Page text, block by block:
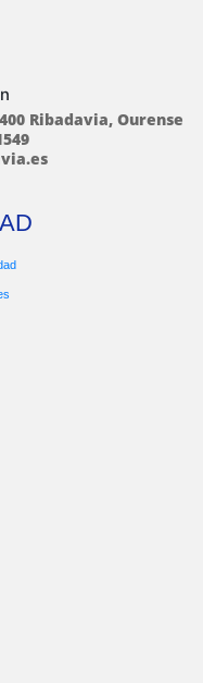
Ribadavia, Ourense